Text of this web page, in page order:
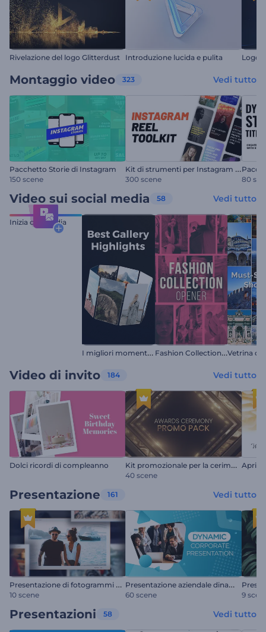
Rivelazione del logo Glitterdust Introduzione lucida e pulita Logo
Montaggio video 323 Vedi tutto
Pacchetto Storie di Instagram
150 scene
K
it di strumenti per Instagram Reel
300 scene
80
Video sui social media 58 Vedi tutto
Inizia con Media
I
migliori momenti salienti della galleria F
ashion Collection Reel
Video di invito 184 Vedi tutto
Dolci ricordi di compleanno K
it promozionale per la cerimonia di premiazione
40 scene
Apri
Presentazione 161 Vedi tutto
P
resentazione di fotogrammi Polaroid
10 scene
P
resentazione aziendale dinamica
60 scene 9
Presentazioni 58 Vedi tutto